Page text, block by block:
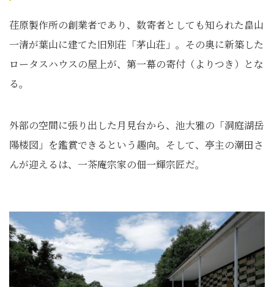
荏原製作所の創業者であり、数寄者としても知られた畠山
一清が葉山に建てた旧別荘「茅山荘」。その奥に新築した
ロータスハウスの屋上が、第一幕の寄付（よりつき）とな
る。
外部の空間に張り出した月見台から、池大雅の「洞庭湖岳
陽楼図」を鑑賞できるという趣向。そして、亭主の潮田さ
んが迎えるは、一茶庵宗家の佃一輝宗匠だ。